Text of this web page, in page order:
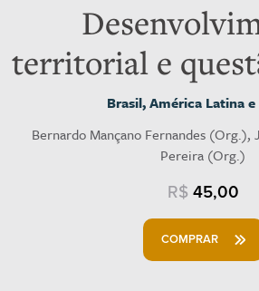
territorial e
Brasil, América Latina e
Bernardo Mançano Fernandes (Org.),
Pereira (Org.)
R$ 45,00
COMPRAR